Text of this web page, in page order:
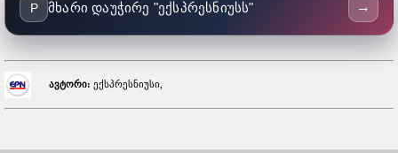
P მხარი დაუჭირე "ექსპრესნიუსს" →
ავტორი: ექსპრესნიუსი,